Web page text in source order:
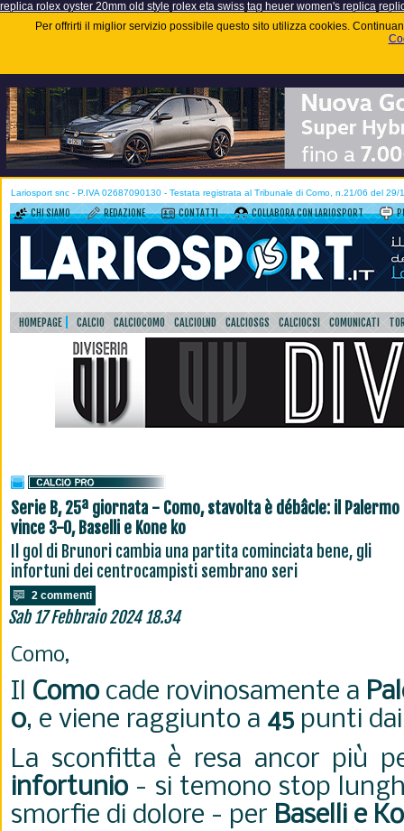
replica rolex oyster 20mm old style rolex eta swiss tag heuer women's replica
Per offrirti il miglior servizio possibile questo sito utilizza cookies.
Lariosport snc - P.IVA 02687090130 - Testata registrata al Tribunale di Como, n.21/06 del 29/
CHI SIAMO REDAZIONE CONTATTI COLLABORA CON LARIOSPORT
HOMEPAGE CALCIO CALCIOCOMO CALCIOLND CALCIOSGS CALCIOCSI COMUNICATI
Serie B, 25ª giornata - Como, stavolta è débâcle: il Palermo
vince 3-0, Baselli e Kone ko
Il gol di Brunori cambia una partita cominciata bene, gli
infortuni dei centrocampisti sembrano seri
2 commenti
Sab 17 Febbraio 2024 18.34
Como,
Il Comocade rovinosamente a
0, e viene raggiunto a 45punti
La sconfitta è resa ancor più
infortunio- si temono stop
smorfie di dolore - per Baselli e